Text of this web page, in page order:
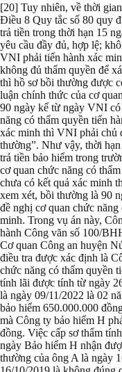
[20] Tuy nhiên, về thời
Điều 8 Quy tắc số 80 quy
trả tiền trong thời hạn 15
yêu cầu đầy đủ, hợp lệ;
VNI phải tiến hành xác
không đủ thẩm quyền để
thì hồ sơ bồi thường được
luận chính thức của cơ
90 ngày kể từ ngày VNI
năng có thẩm quyền tiến
xác minh thì VNI phải chủ
thường”. Như vậy, thời
trả tiền bảo hiểm trong
cơ quan chức năng có
chưa có kết quả xác minh
xem xét, bồi thường là 90
đề nghị cơ quan chức
minh. Trong vụ án này,
hành Công văn số 100/
Cơ quan Công an huyện
điều tra được xác định là
chức năng có thẩm quyền
tính lãi được tính từ ngày
là ngày 09/11/2022 là 02
bảo hiểm 650.000.000
mà Công ty bảo hiểm H
đồng. Việc cấp sơ thẩm
ngày Bảo hiểm H nhận
thường của ông A là ngày